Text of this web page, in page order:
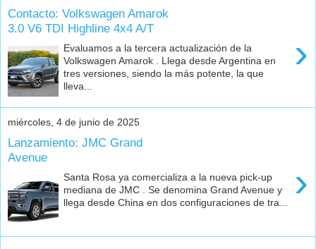
Contacto: Volkswagen Amarok
3.0 V6 TDI Highline 4x4 A/T
›
Evaluamos a la tercera actualización de la
Volkswagen Amarok . Llega desde Argentina en
tres versiones, siendo la más potente, la que
lleva...
miércoles, 4 de junio de 2025
Lanzamiento: JMC Grand
Avenue
›
Santa Rosa ya comercializa a la nueva pick-up
mediana de JMC . Se denomina Grand Avenue y
llega desde China en dos configuraciones de tra...